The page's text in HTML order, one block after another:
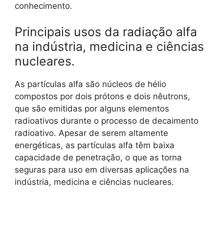
conhecimento.
Principais usos da radiação alfa
na indústria, medicina e ciências
nucleares.
As partículas alfa são núcleos de hélio
compostos por dois prótons e dois nêutrons,
que são emitidas por alguns elementos
radioativos durante o processo de decaimento
radioativo. Apesar de serem altamente
energéticas, as partículas alfa têm baixa
capacidade de penetração, o que as torna
seguras para uso em diversas aplicações na
indústria, medicina e ciências nucleares.